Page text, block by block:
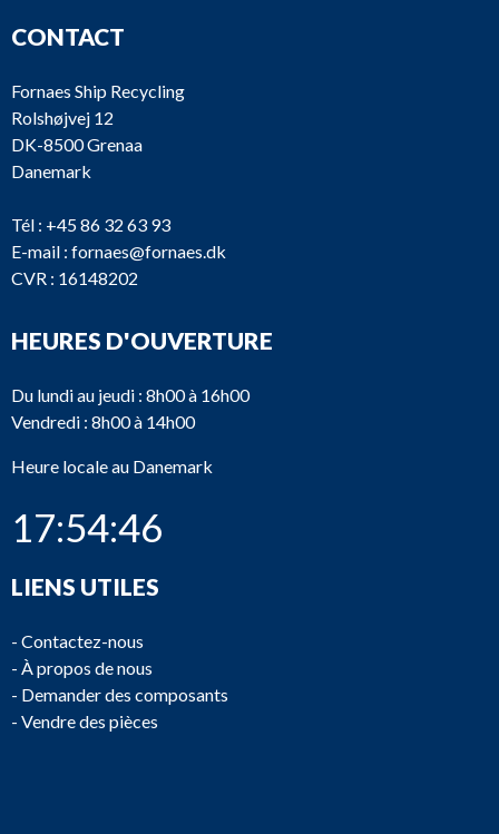
CONTACT
Fornaes Ship Recycling
Rolshøjvej 12
DK-8500 Grenaa
Danemark
Tél : +45 86 32 63 93
E-mail : fornaes@fornaes.dk
CVR : 16148202
HEURES D'OUVERTURE
Du lundi au jeudi : 8h00 à 16h00
Vendredi : 8h00 à 14h00
Heure locale au Danemark
17:54:46
LIENS UTILES
- Contactez-nous
- À propos de nous
- Demander des composants
- Vendre des pièces